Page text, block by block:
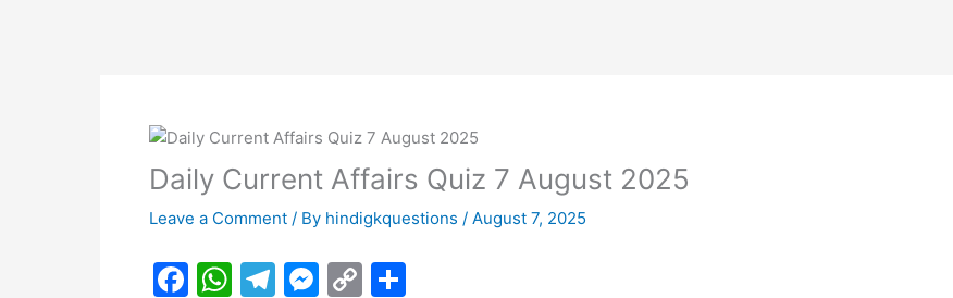
Daily Current Affairs Quiz 7 August 2025
Leave a Comment / By hindigkquestions / August 7, 2025
F
W T
M C